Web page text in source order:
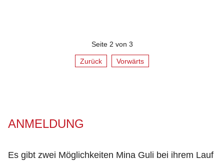
Seite 2 von 3
Zurück Vorwärts
ANMELDUNG
Es gibt zwei Möglichkeiten Mina Guli bei ihrem Lauf